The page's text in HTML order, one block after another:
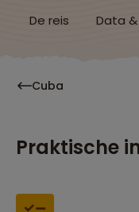
De reis Data
Cuba
Praktische